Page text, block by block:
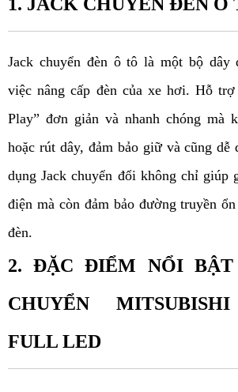
1. JACK CHUYỂN ĐÈN Ô
Jack chuyển đèn ô tô là một bộ dây
việc nâng cấp đèn của xe hơi. Hỗ
Play” đơn giản và nhanh chóng mà
hoặc rút dây, đảm bảo giữ và cũng dễ
dụng Jack chuyển đổi không chỉ giúp
điện mà còn đảm bảo đường truyền
đèn.
2. ĐẶC ĐIỂM NỔI BẬT
CHUYỂN
FULL LED